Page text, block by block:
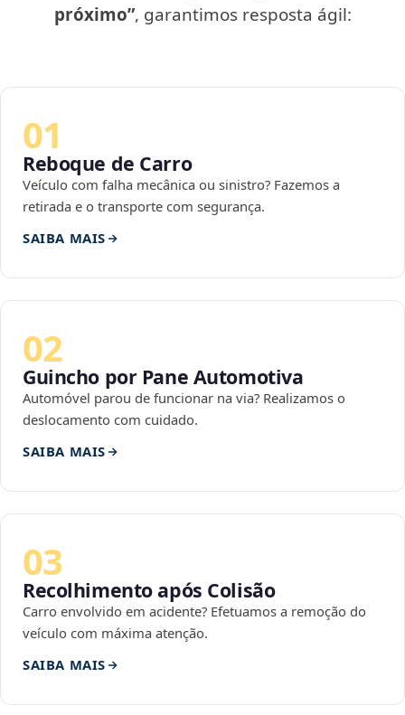
próximo”, garantimos resposta ágil:
01
Reboque de Carro
Veículo com falha mecânica ou sinistro? Fazemos a
retirada e o transporte com segurança.
SAIBA MAIS
02
Guincho por Pane Automotiva
Automóvel parou de funcionar na via? Realizamos o
deslocamento com cuidado.
SAIBA MAIS
03
Recolhimento após Colisão
Carro envolvido em acidente? Efetuamos a remoção do
veículo com máxima atenção.
SAIBA MAIS